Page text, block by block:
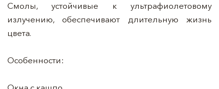
Смолы, устойчивые к ультрафиолетовому
излучению, обеспечивают длительную жизнь
цвета.
Особенности: